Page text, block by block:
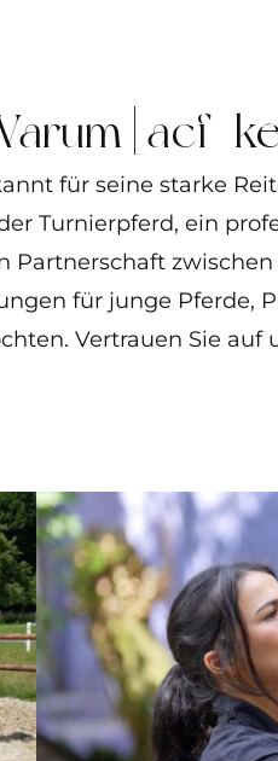
für seine starke
Turnierpferd, ein
Partnerschaft
für junge Pferde,
Vertrauen Sie